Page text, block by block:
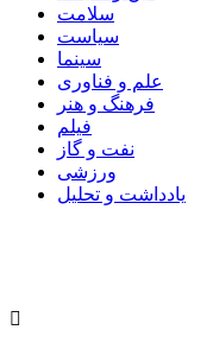
سلامت
سیاست
سینما
علم و فناوری
فرهنگ و هنر
فیلم
نفت و گاز
ورزشی
یادداشت و تحلیل